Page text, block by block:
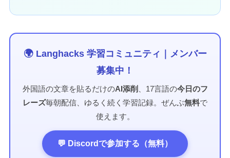
🌍 Langhacks 学習コミュニティ｜メンバー
募集中！
外国語の文章を貼るだけのAI添削 、17言語の今日のフ
レーズ毎朝配信、ゆるく続く学習記録。ぜんぶ無料で
使えます。
💬 Discordで参加する（無料）